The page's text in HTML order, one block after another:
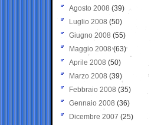
Agosto 2008 (39)
Luglio 2008 (50)
Giugno 2008 (55)
Maggio 2008(63)
Aprile 2008 (50)
Marzo 2008 (39)
Febbraio 2008 (35)
Gennaio 2008 (36)
Dicembre 2007 (25)